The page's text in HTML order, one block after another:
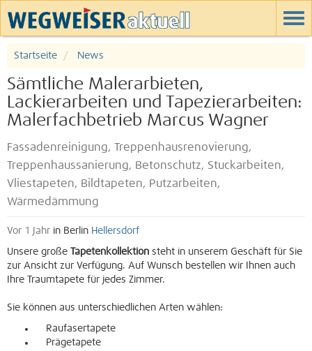
Startseite News
Sämtliche Malerarbieten,
Lackierarbeiten und Tapezierarbeiten:
Malerfachbetrieb Marcus Wagner
Fassadenreinigung, Treppenhausrenovierung,
Treppenhaussanierung, Betonschutz, Stuckarbeiten,
Vliestapeten, Bildtapeten, Putzarbeiten,
Wärmedämmung
Vor 1 Jahr in Berlin Hellersdorf
Unsere große Tapetenkollektion steht in unserem Geschäft für Sie
zur Ansicht zur Verfügung. Auf Wunsch bestellen wir Ihnen auch
Ihre Traumtapete für jedes Zimmer.
Sie können aus unterschiedlichen Arten wählen:
Raufasertapete
Prägetapete